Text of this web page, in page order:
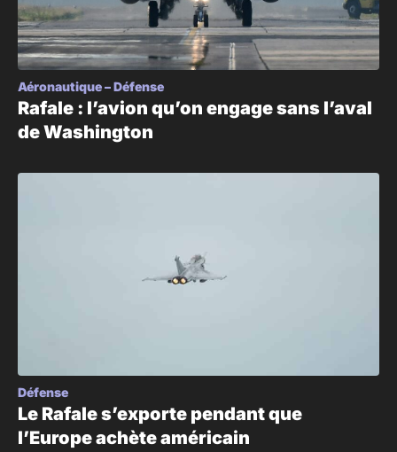
Aéronautique–Défense
Rafale : l’avion qu’on engage sans l’aval
de Washington
Défense
Le Rafale s’exporte pendant que
l’Europe achète américain